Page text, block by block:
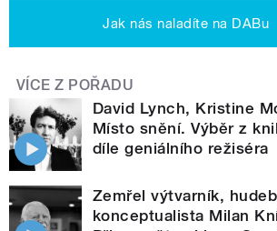
Jak nás naladíte na DABu
VÍCE Z POŘADU
David Lynch, Kristine
Místo snění. Výběr z
díle geniálního režiséra
Zemřel výtvarník,
konceptualista Milan